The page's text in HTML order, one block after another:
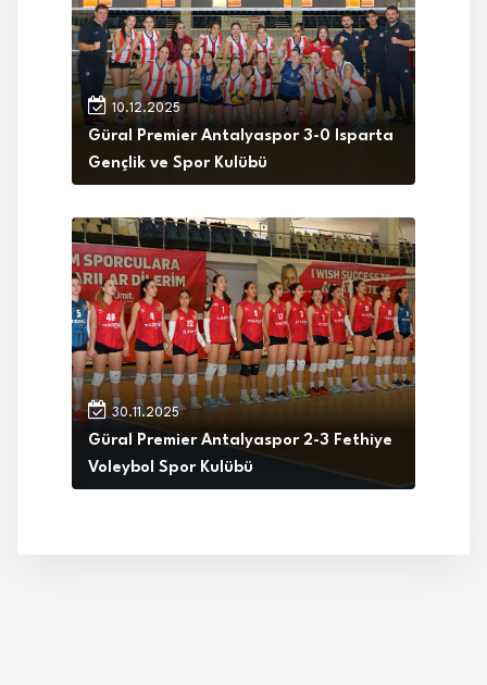
10.12.2025
Güral Premier Antalyaspor 3-0 Isparta
Gençlik ve Spor Kulübü
30.11.2025
Güral Premier Antalyaspor 2-3 Fethiye
Voleybol Spor Kulübü